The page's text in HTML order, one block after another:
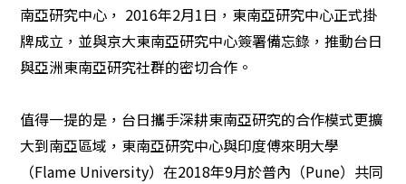
南亞研究中心， 2016年2月1日，東南亞研究中心正式掛
牌成立，並與京大東南亞研究中心簽署備忘錄，推動台日
與亞洲東南亞研究社群的密切合作。
值得一提的是，台日攜手深耕東南亞研究的合作模式更擴
大到南亞區域，東南亞研究中心與印度傅來明大學
（Flame University）在2018年9月於普內（Pune）共同